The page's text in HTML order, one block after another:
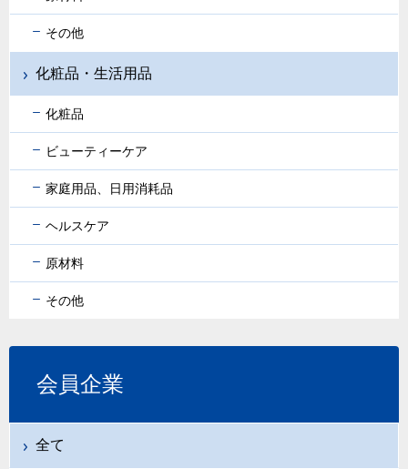
その他
化粧品・生活用品
化粧品
ビューティーケア
家庭用品、日用消耗品
ヘルスケア
原材料
その他
会員企業
全て